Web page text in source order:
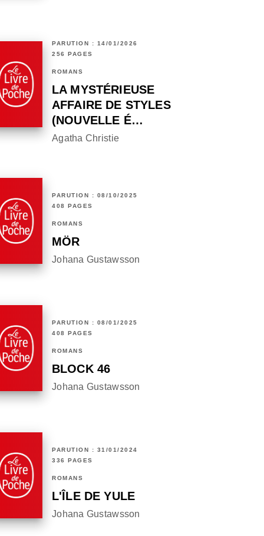
PARUTION : 14/01/2026
256 PAGES
ROMANS
LA MYSTÉRIEUSE
AFFAIRE DE STYLES
(NOUVELLE É…
Agatha Christie
PARUTION : 08/10/2025
408 PAGES
ROMANS
MÖR
Johana Gustawsson
PARUTION : 08/01/2025
408 PAGES
ROMANS
BLOCK 46
Johana Gustawsson
PARUTION : 31/01/2024
336 PAGES
ROMANS
L'ÎLE DE YULE
Johana Gustawsson